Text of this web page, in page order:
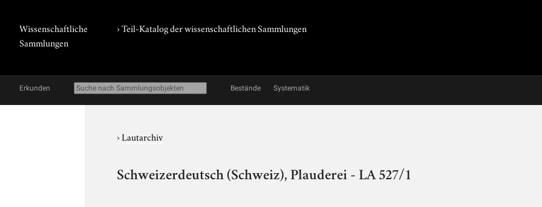
Wissenschaftliche
Sammlungen
› Teil-Katalog der wissenschaftlichen Sammlungen
Erkunden Bestände Systematik
›Lautarchiv
Schweizerdeutsch (Schweiz), Plauderei - LA 527/1